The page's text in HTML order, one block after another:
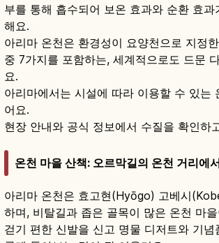
부를 통해 흡수되어 보온 효과와 순환 효과
해요.
아리마 온천은 환경성이 요양천으로 지정
중 7가지를 포함하는, 세계적으로도 드문
요.
아리마에서는 시설에 따라 이용할 수 있는
어요.
현장 안내와 공식 정보에서 수질을 확인하
온천 마을 산책: 오르막길의 온천 거리에
아리마 온천은 효고현(Hyōgo) 고베시
하며, 비탈길과 좁은 골목이 많은 온천 마
걷기 편한 신발을 신고 명물 디저트와 기념